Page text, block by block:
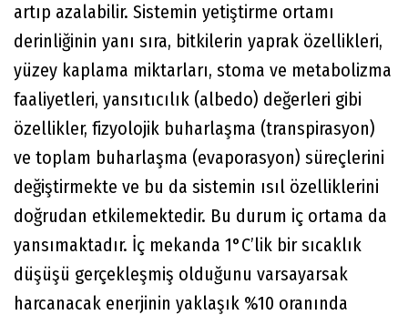
artıp azalabilir. Sistemin yetiştirme ortamı
derinliğinin yanı sıra, bitkilerin yaprak özellikleri,
yüzey kaplama miktarları, stoma ve metabolizma
faaliyetleri, yansıtıcılık (albedo) değerleri gibi
özellikler, fizyolojik buharlaşma (transpirasyon)
ve toplam buharlaşma (evaporasyon) süreçlerini
değiştirmekte ve bu da sistemin ısıl özelliklerini
doğrudan etkilemektedir. Bu durum iç ortama da
yansımaktadır. İç mekanda 1°C’lik bir sıcaklık
düşüşü gerçekleşmiş olduğunu varsayarsak
harcanacak enerjinin yaklaşık %10 oranında